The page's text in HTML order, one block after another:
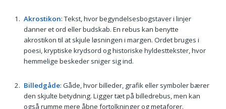
Akrostikon: Tekst, hvor begyndelsesbogstaver i linjer
danner et ord eller budskab. En rebus kan benytte
akrostikon til at skjule løsningen i margen. Ordet bruges i
poesi, kryptiske krydsord og historiske hyldesttekster, hvor
hemmelige beskeder sniger sig ind.
Billedgåde: Gåde, hvor billeder, grafik eller symboler bærer
den skjulte betydning. Ligger tæt på billedrebus, men kan
også rumme mere åbne fortolkninger og metaforer.